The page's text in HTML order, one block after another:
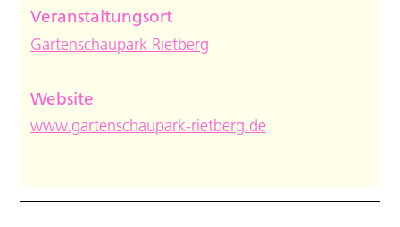
Veranstaltungsort
Gartenschaupark Rietberg
Website
www.gartenschaupark-rietberg.de